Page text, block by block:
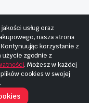
usług oraz
nasza strona
korzystanie z
użycie zgodnie z
. Możesz w każdej
cookies w swojej